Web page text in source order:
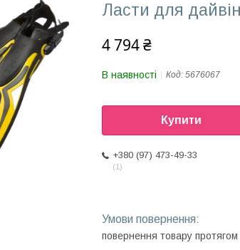
Ласти для
4 794 ₴
В наявності Код: 5676067
Купити
+380 (97) 473-49-33
1
повернення товару протягом